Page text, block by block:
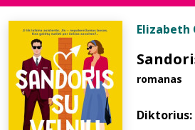
Elizabeth
romanas
Diktorius: